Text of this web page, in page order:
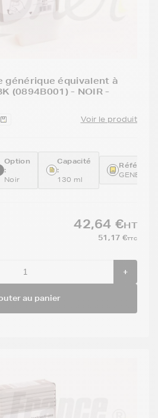
générique équivalent à
(0894B001) - NOIR -
Voir le produit
Option
:
Noir
Capacité
:
130 ml
42,64 €HT
51,17 €TTC
+
au panier